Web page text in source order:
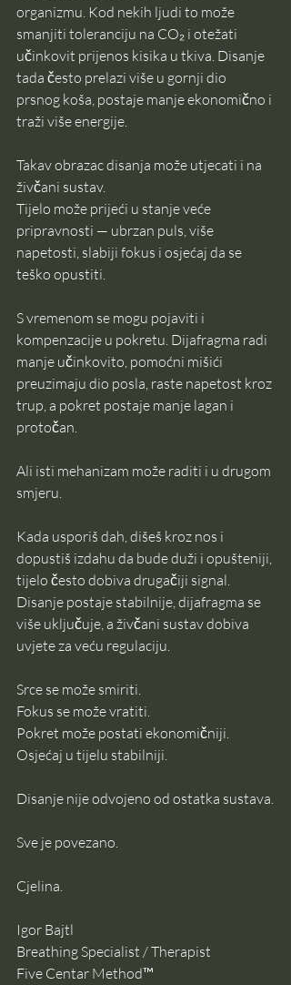
organizmu. Kod nekih ljudi to može
smanjiti toleranciju na CO₂ i otežati
učinkovit prijenos kisika u tkiva. Disanje
tada često prelazi više u gornji dio
prsnog koša, postaje manje ekonomično i
traži više energije.
Takav obrazac disanja može utjecati i na
živčani sustav.
Tijelo može prijeći u stanje veće
pripravnosti — ubrzan puls, više
napetosti, slabiji fokus i osjećaj da se
teško opustiti.
S vremenom se mogu pojaviti i
kompenzacije u pokretu. Dijafragma radi
manje učinkovito, pomoćni mišići
preuzimaju dio posla, raste napetost kroz
trup, a pokret postaje manje lagan i
protočan.
Ali isti mehanizam može raditi i u drugom
smjeru.
Kada usporiš dah, dišeš kroz nos i
dopustiš izdahu da bude duži i opušteniji,
tijelo često dobiva drugačiji signal.
Disanje postaje stabilnije, dijafragma se
više uključuje, a živčani sustav dobiva
uvjete za veću regulaciju.
Srce se može smiriti.
Fokus se može vratiti.
Pokret može postati ekonomičniji.
Osjećaj u tijelu stabilniji.
Disanje nije odvojeno od ostatka sustava.
Sve je povezano.
Cjelina.
Igor Bajtl
Breathing Specialist / Therapist
Five Centar Method™